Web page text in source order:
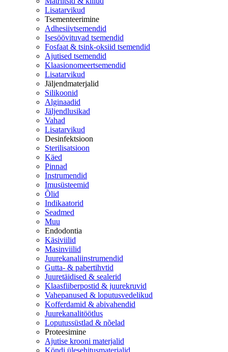
Lisatarvikud
Tsementeerimine
Adhesiivtsemendid
Isesöövituvad tsemendid
Fosfaat & tsink-oksiid tsemendid
Ajutised tsemendid
Klaasionomeertsemendid
Lisatarvikud
Jäljendmaterjalid
Silikoonid
Alginaadid
Jäljendlusikad
Vahad
Lisatarvikud
Desinfektsioon
Sterilisatsioon
Käed
Pinnad
Instrumendid
Imusüsteemid
Õlid
Indikaatorid
Seadmed
Muu
Endodontia
Käsiviilid
Masinviilid
Juurekanaliinstrumendid
Gutta- & pabertihvtid
Juuretäidised & sealerid
Klaasfiiberpostid & juurekruvid
Vahepanused & loputusvedelikud
Kofferdamid & abivahendid
Juurekanalitöötlus
Loputussüstlad & nõelad
Proteesimine
Ajutise krooni materjalid
Köndi ülesehitusmaterjalid